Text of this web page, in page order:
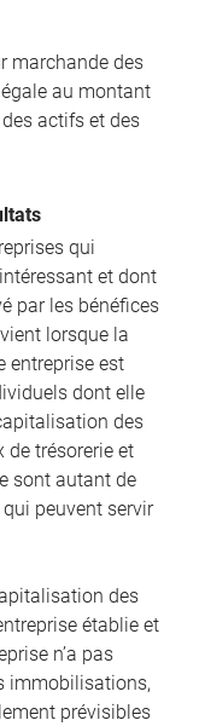
marchande des
au montant
actifs et des
qui
et dont
par les bénéfices
lorsque la
entreprise est
dont elle
des
de trésorerie et
sont autant de
peuvent servir
des
établie et
n’a pas
immobilisations,
prévisibles